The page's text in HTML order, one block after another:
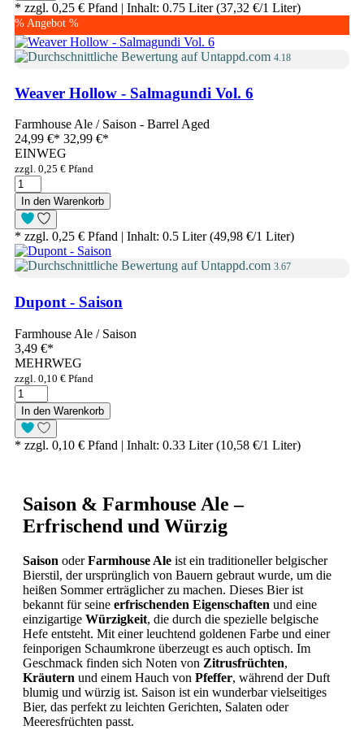
* zzgl. 0,25 € Pfand | Inhalt: 0.75 Liter (37,32 €/1 Liter)
% Angebot %
4.18
Weaver Hollow - Salmagundi Vol. 6
Farmhouse Ale / Saison - Barrel Aged
24,99 €* 32,99 €*
EINWEG
zzgl. 0,25 € Pfand
In den Warenkorb
* zzgl. 0,25 € Pfand | Inhalt: 0.5 Liter (49,98 €/1 Liter)
3.67
Dupont - Saison
Farmhouse Ale / Saison
3,49 €*
MEHRWEG
zzgl. 0,10 € Pfand
In den Warenkorb
* zzgl. 0,10 € Pfand | Inhalt: 0.33 Liter (10,58 €/1 Liter)
Saison & Farmhouse Ale –
Erfrischend und Würzig
Saison oderFarmhouse Ale ist ein traditioneller belgischer
Bierstil, der ursprünglich von Bauern gebraut wurde, um die
heißen Sommer erträglicher zu machen. Dieses Bier ist
bekannt für seine erfrischenden Eigenschaften und eine
einzigartige Würzigkeit, die durch die spezielle belgische
Hefe entsteht. Mit einer leuchtend goldenen Farbe und einer
feinporigen Schaumkrone überzeugt es auch optisch. Im
Geschmack finden sich Noten von Zitrusfrüchten,
Kräutern und einem Hauch von Pfeffer, während der Duft
blumig und würzig ist. Saison ist ein wunderbar vielseitiges
Bier, das perfekt zu leichten Gerichten, Salaten oder
Meeresfrüchten passt.